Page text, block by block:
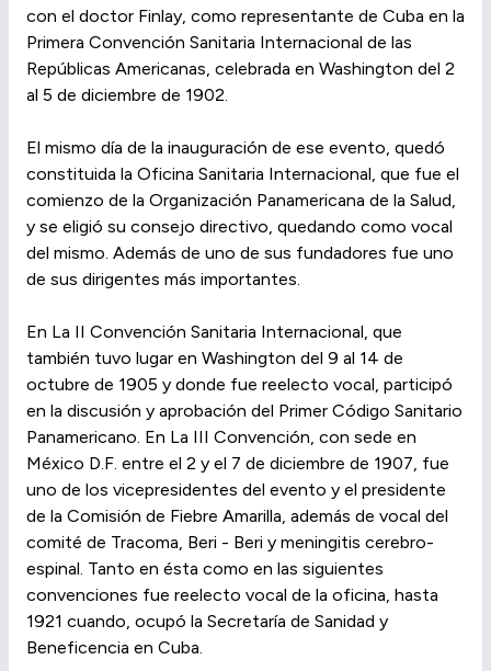
con el doctor Finlay, como representante de Cuba en la
Primera Convención Sanitaria Internacional de las
Repúblicas Americanas, celebrada en Washington del 2
al 5 de diciembre de 1902.
El mismo día de la inauguración de ese evento, quedó
constituida la Oficina Sanitaria Internacional, que fue el
comienzo de la Organización Panamericana de la Salud,
y se eligió su consejo directivo, quedando como vocal
del mismo. Además de uno de sus fundadores fue uno
de sus dirigentes más importantes.
En La II Convención Sanitaria Internacional, que
también tuvo lugar en Washington del 9 al 14 de
octubre de 1905 y donde fue reelecto vocal, participó
en la discusión y aprobación del Primer Código Sanitario
Panamericano. En La III Convención, con sede en
México D.F. entre el 2 y el 7 de diciembre de 1907, fue
uno de los vicepresidentes del evento y el presidente
de la Comisión de Fiebre Amarilla, además de vocal del
comité de Tracoma, Beri - Beri y meningitis cerebro-
espinal. Tanto en ésta como en las siguientes
convenciones fue reelecto vocal de la oficina, hasta
1921 cuando, ocupó la Secretaría de Sanidad y
Beneficencia en Cuba.